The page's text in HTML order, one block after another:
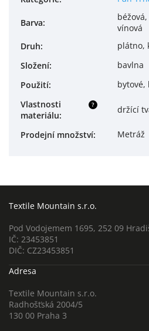
Barva:
vínová
Druh:
plátno,
Složení:
bavlna
Použití: bytové,
?
Vlastnosti
materiálu:
držící
Prodejní množství: Metráž
Textile Mountain s.r.o.
Pod Vodojemem 1695, 252 09
IČ: 23453851
DIČ: CZ23453851
Adresa
Textile Mountain s.r.o.
Radhošťská 2004/5
130 00 Praha 3